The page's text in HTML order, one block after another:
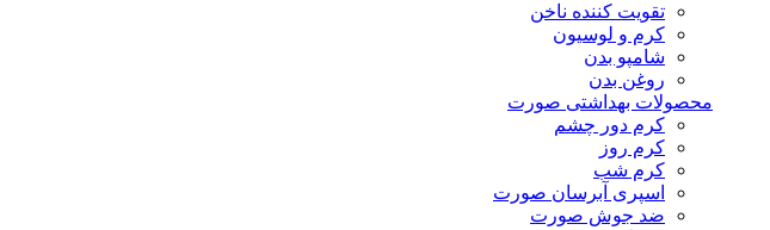
تقویت کننده ناخن
کرم و لوسیون
شامپو بدن
روغن بدن
محصولات بهداشتی صورت
کرم دور چشم
کرم روز
کرم شب
اسپری آبرسان صورت
ضد جوش صورت